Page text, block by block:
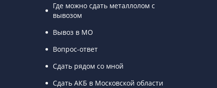
Где можно сдать металлолом с
вывозом
Вывоз в МО
Вопрос-ответ
Сдать рядом со мной
Сдать АКБ в Московской области